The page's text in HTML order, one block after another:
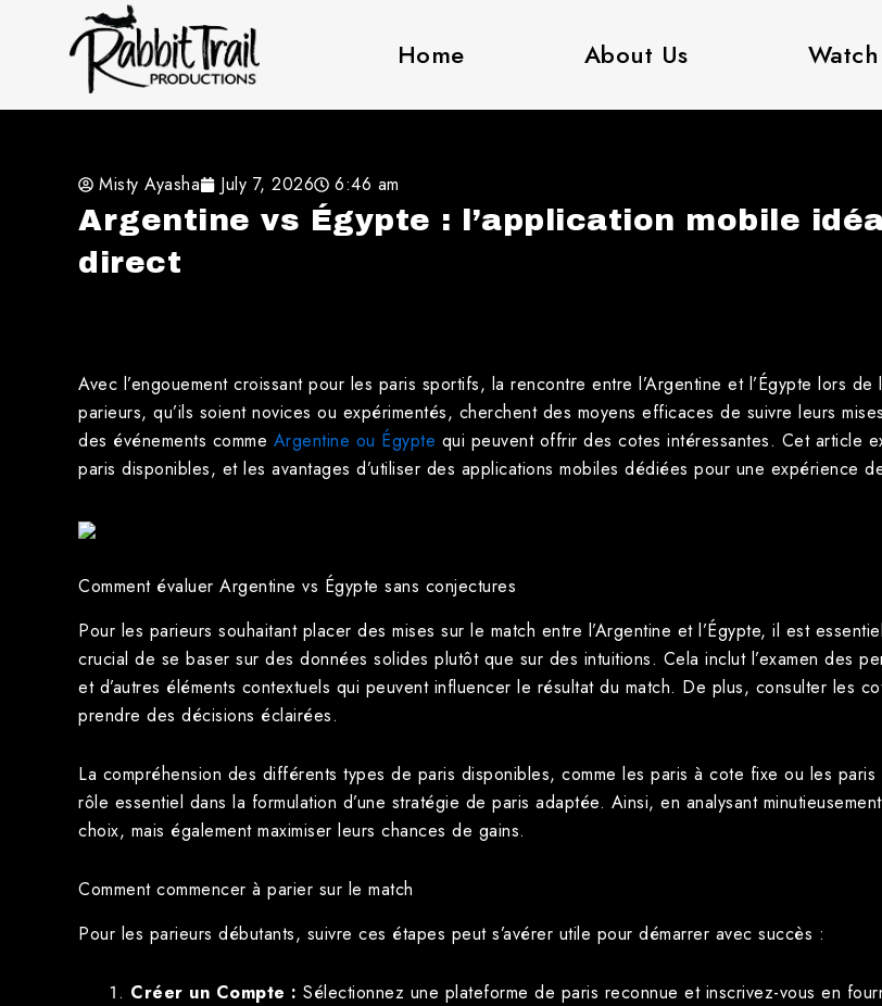
Home About Us Watch
Misty Ayasha July 7, 2026 6:46 am
Argentine vs Égypte : l’application mobile
direct
Avec l’engouement croissant pour les paris sportifs, la rencontre entre l’Argentine et l’Égypte lors
parieurs, qu’ils soient novices ou expérimentés, cherchent des moyens efficaces de suivre leurs
des événements comme Argentine ou Égypte qui peuvent offrir des cotes intéressantes. Cet article
paris disponibles, et les avantages d’utiliser des applications mobiles dédiées pour une expérience
Comment évaluer Argentine vs Égypte sans conjectures
Pour les parieurs souhaitant placer des mises sur le match entre l’Argentine et l’Égypte, il est
crucial de se baser sur des données solides plutôt que sur des intuitions. Cela inclut l’examen des
et d’autres éléments contextuels qui peuvent influencer le résultat du match. De plus, consulter les
prendre des décisions éclairées.
La compréhension des différents types de paris disponibles, comme les paris à cote fixe ou les
rôle essentiel dans la formulation d’une stratégie de paris adaptée. Ainsi, en analysant
choix, mais également maximiser leurs chances de gains.
Comment commencer à parier sur le match
Pour les parieurs débutants, suivre ces étapes peut s’avérer utile pour démarrer avec succès :
Créer un Compte : Sélectionnez une plateforme de paris reconnue et inscrivez-vous en